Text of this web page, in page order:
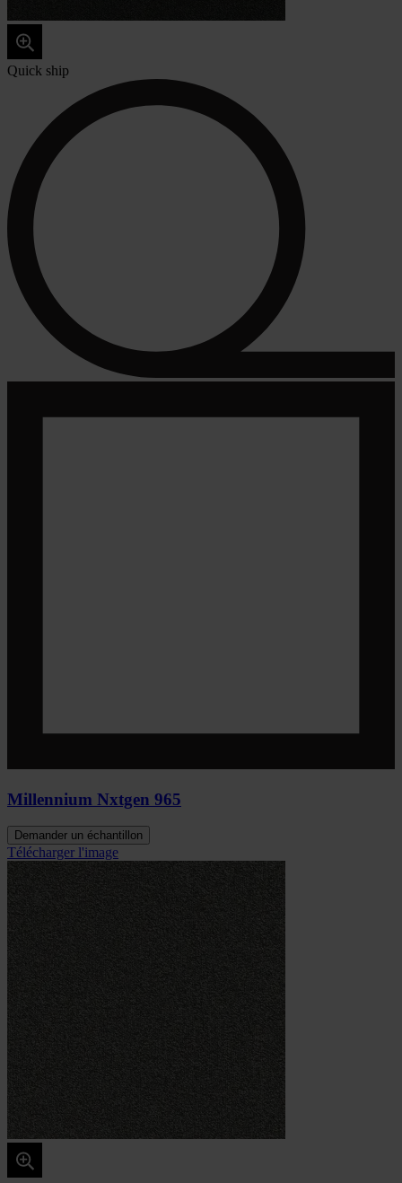
Quick ship
Millennium Nxtgen 965
Demander un échantillon
Télécharger l'image